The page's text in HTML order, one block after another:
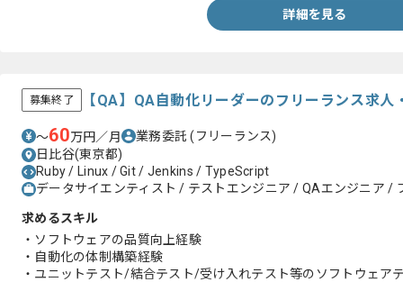
-AWSやGCPなどのインフラ経験
詳細を見る
募集終了 【QA】QA自動化リーダーのフリーランス求人
〜60万円／月 業務委託(フリーランス)
日比谷(東京都)
Ruby / Linux / Git / Jenkins / TypeScript
データサイエンティスト / テストエンジニア / QAエンジニア /
求めるスキル
・ソフトウェアの品質向上経験
・自動化の体制構築経験
・ユニットテスト/結合テスト/受け入れテスト等のソフトウェア